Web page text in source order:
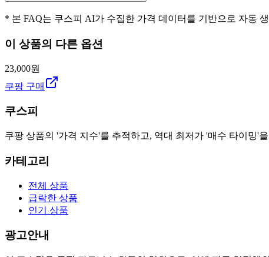
* 본 FAQ는 쿠스피 AI가 수집한 가격 데이터를 기반으로 자동
이 상품의 다른 옵션
23,000원
쿠팡 구매
쿠스피
쿠팡 상품의 '가격 지수'를 추적하고, 역대 최저가 '매수 타이밍'
카테고리
전체 상품
급락한 상품
인기 상품
광고안내